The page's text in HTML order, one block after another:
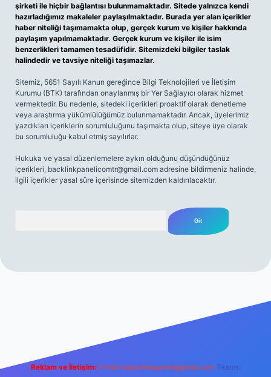
şirketi ile hiçbir bağlantısı bulunmamaktadır. Sitede yalnızca kendi
hazırladığımız makaleler paylaşılmaktadır. Burada yer alan içerikler
haber niteliği taşımamakta olup, gerçek kurum ve kişiler hakkında
paylaşım yapılmamaktadır. Gerçek kurum ve kişiler ile isim
benzerlikleri tamamen tesadüfidir. Sitemizdeki bilgiler taslak
halindedir ve tavsiye niteliği taşımazlar.
Sitemiz, 5651 Sayılı Kanun gereğince Bilgi Teknolojileri ve İletişim
Kurumu (BTK) tarafından onaylanmış bir Yer Sağlayıcı olarak hizmet
vermektedir. Bu nedenle, sitedeki içerikleri proaktif olarak denetleme
veya araştırma yükümlülüğümüz bulunmamaktadır. Ancak, üyelerimiz
yazdıkları içeriklerin sorumluluğunu taşımakta olup, siteye üye olarak
bu sorumluluğu kabul etmiş sayılırlar.
Hukuka ve yasal düzenlemelere aykırı olduğunu düşündüğünüz
içerikleri, backlinkpanelicomtr@gmail.com adresine bildirmeniz halinde,
ilgili içerikler yasal süre içerisinde sitemizden kaldırılacaktır.
Reklam ve İletişim: E-mail: backlinkpaneli@gmail.com Teams: